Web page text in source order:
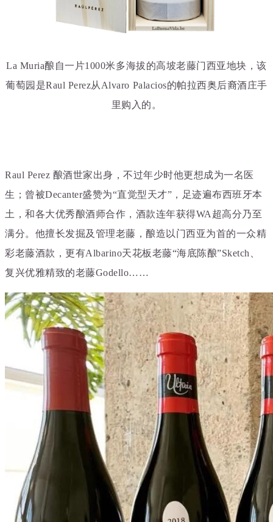
La Muria酿自一片1000米多海拔的高坡老藤门西亚地块，该
葡萄园是Raul Perez从Alvaro Palacios的帕拉西奥后裔酒庄手
里购入的。
Raul Perez 酿酒世家出身，不过年少时他更想成为一名医
生； 曾被Decanter盛赞为“直觉型天才”，足迹遍布西班牙本
土，和各大优秀酿酒师合作，酒款连年获得WA超高分乃至
满分。他擅长发掘及管理老藤，酿造以门西亚为首的一众精
彩老藤酒款，更有Albarino天花板老藤“海底陈酿”Sketch、
复兴优雅精致的老藤Godello……